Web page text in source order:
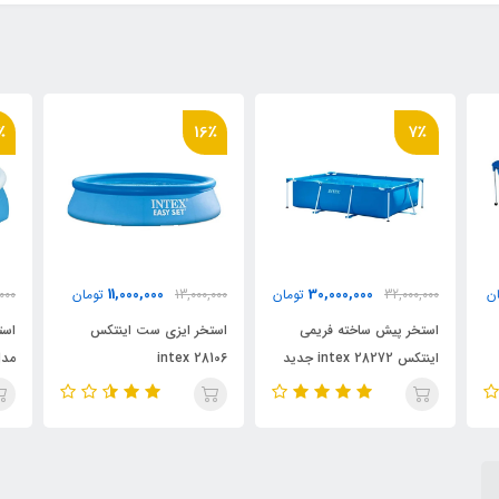
16٪
13,000,000
11,000,000 تومان
استخر ایزی ست اینتکس
intex 28106
19٪
8,600,000
7,000,000 تومان
استخر ایزی ست بست وی
مدل Bestway 57448